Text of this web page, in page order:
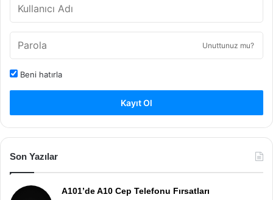
Unuttunuz mu?
Beni hatırla
Kayıt Ol
Son Yazılar
A101’de A10 Cep Telefonu Fırsatları